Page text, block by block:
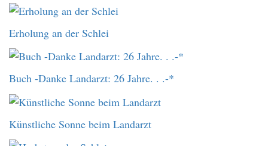
Erholung an der Schlei
Buch -Danke Landarzt: 26 Jahre. . .-*
Künstliche Sonne beim Landarzt